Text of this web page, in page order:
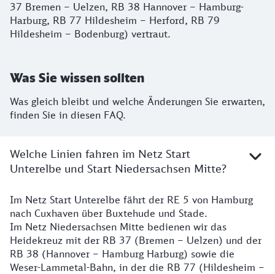
37 Bremen – Uelzen, RB 38 Hannover – Hamburg-
Harburg, RB 77 Hildesheim – Herford, RB 79
Hildesheim – Bodenburg) vertraut.
Was Sie wissen sollten
Was gleich bleibt und welche Änderungen Sie erwarten,
finden Sie in diesen FAQ.
Welche Linien fahren im Netz Start
Unterelbe und Start Niedersachsen Mitte?
Details
Im Netz Start Unterelbe fährt der RE 5 von Hamburg
nach Cuxhaven über Buxtehude und Stade.
Im Netz Niedersachsen Mitte bedienen wir das
Heidekreuz mit der RB 37 (Bremen – Uelzen) und der
RB 38 (Hannover – Hamburg Harburg) sowie die
Weser-Lammetal-Bahn, in der die RB 77 (Hildesheim –